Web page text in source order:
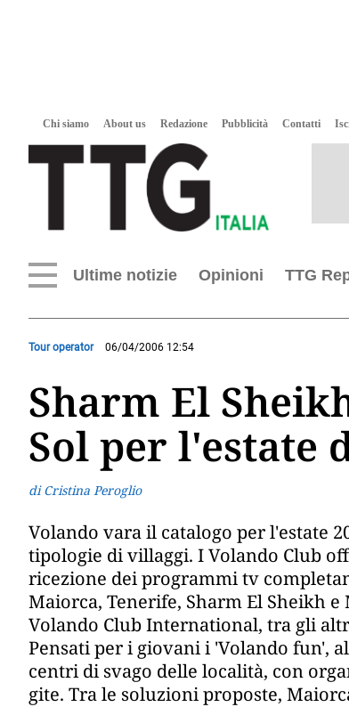
Chi siamo About us Redazione Pubblicità Contatti
Ultime notizie Opinioni TTG
Tour operator 06/04/2006 12:54
Sharm El
Sol per l'estate
di Cristina Peroglio
Volando vara il catalogo per l'estate
tipologie di villaggi. I Volando Club
ricezione dei programmi tv
Maiorca, Tenerife, Sharm El Sheikh
Volando Club International, tra gli
Pensati per i giovani i 'Volando fun',
centri di svago delle località, con
gite. Tra le soluzioni proposte,